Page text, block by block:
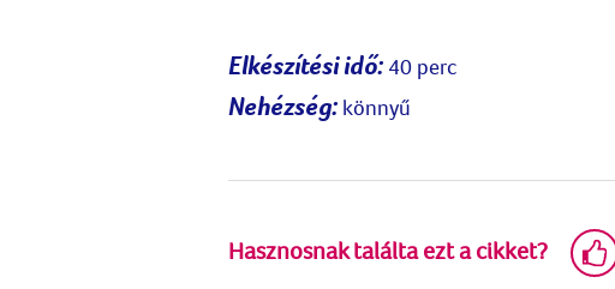
Elkészítési idő:40 perc
Nehézség: könnyű
Hasznosnak találta ezt a cikket?